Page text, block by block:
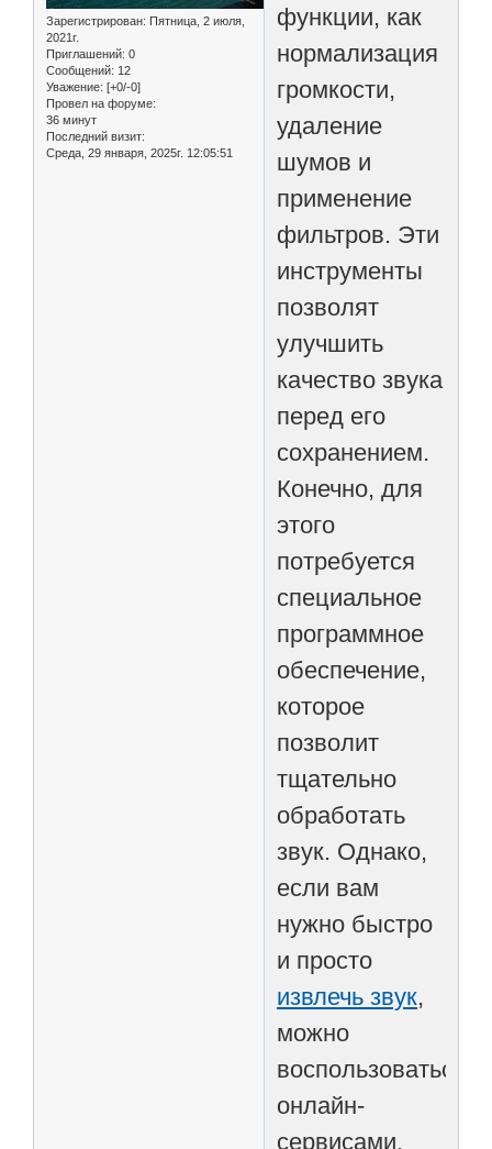
Зарегистрирован: Пятница, 2 июля,
2021г.
Приглашений: 0
Сообщений: 12
Уважение: [+0/-0]
Провел на форуме:
36 минут
Последний визит:
Среда, 29 января, 2025г. 12:05:51
функции, как
нормализация
громкости,
удаление
шумов и
применение
фильтров. Эти
инструменты
позволят
улучшить
качество звука
перед его
сохранением.
Конечно, для
этого
потребуется
специальное
программное
обеспечение,
которое
позволит
тщательно
обработать
звук. Однако,
если вам
нужно быстро
и просто
извлечь звук,
можно
воспользоваться
онлайн-
сервисами,